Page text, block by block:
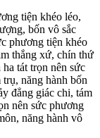
tiện khéo léo,
bốn vô sắc
phương tiện khéo
thắng xứ, chín thứ
tát trọn nên sức
năng hành bốn
đẳng giác chi, tám
nên sức phương
năng hành vô